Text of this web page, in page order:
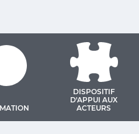
DISPOSITIF
D'APPUI AUX
ACTEURS